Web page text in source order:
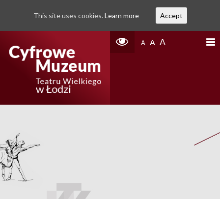
A A A
This site uses cookies. Learn more Accept